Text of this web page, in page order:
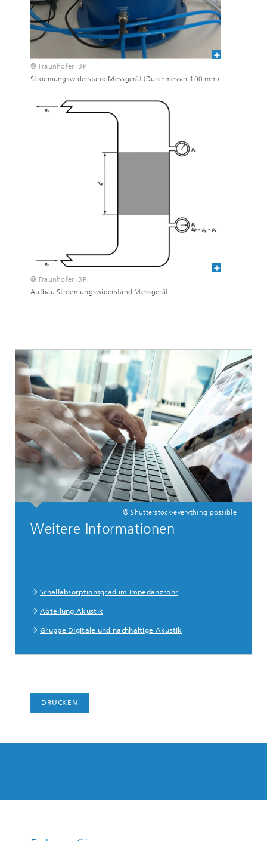
© Fraunhofer IBP
Stroemungswiderstand Messgerät (Durchmesser 100 mm).
© Fraunhofer IBP
Aufbau Stroemungswiderstand Messgerät
© Shutterstock/everything possible
Weitere Informationen
Schallabsorptionsgrad im Impedanzrohr
Abteilung Akustik
Gruppe Digitale und nachhaltige Akustik
DRUCKEN